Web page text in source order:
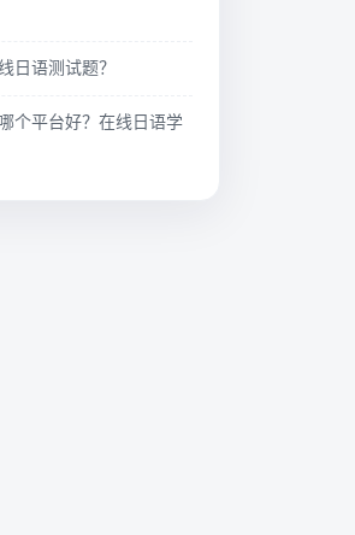
日语测试题？
个平台好？在线日语学